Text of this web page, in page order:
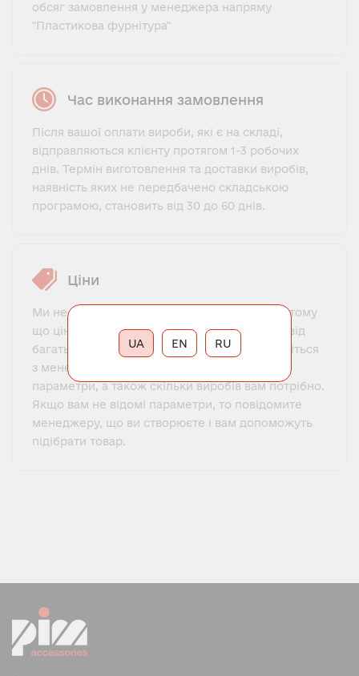
обсяг замовлення у менеджера напряму
"Пластикова фурнітура"
Час виконання замовлення
Після вашої оплати вироби, які є на складі,
відправляються клієнту протягом 1-3 робочих
днів. Термін виготовлення та доставки виробів,
наявність яких не передбачено складською
програмою, становить від 30 до 60 днів.
Ціни
Ми не пропонуємо фіксований прайс-лист, тому
що ціна на пластикову фурнітуру залежить від
багатьох чинників. Щоб дізнатися ціну, зв'яжіться
з менеджером та повідомте всі необхідні
параметри, а також скільки виробів вам потрібно.
Якщо вам не відомі параметри, то повідомите
менеджеру, що ви створюєте і вам допоможуть
підібрати товар.
RU
UA EN